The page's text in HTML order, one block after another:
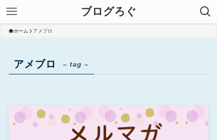
ブログろぐ
ホーム アメブロ
アメブロ – tag –